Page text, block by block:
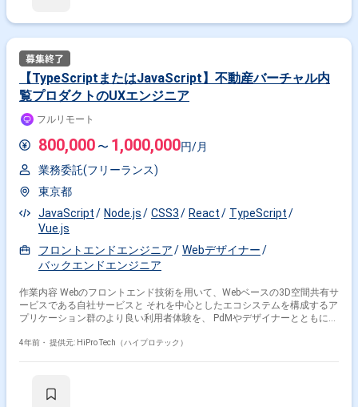
ご契約～参画後までしっかりとサポートいたします
【TypeScriptまたはJavaScript】不動産バーチャル内
覧プロダクトのUXエンジニア
フルリモート
800,000 〜 1,000,000円/月
業務委託(フリーランス)
東京都
JavaScript
Node.js CSS3 React
TypeScript
Vue.js
フロントエンドエンジニア
Webデザイナー
バックエンドエンジニア
作業内容 Webのフロントエンド技術を用いて、Webベースの3D空間共有サ
ービスである自社サービスと それを中心としたエコシステムを構成するア
プリケーション群のより良い利用者体験を、 PdMやデザイナーとともに考
します。 弊社が提供するサービスは多くの利用者にとって今までになかっ
4年前・ 提供元: HiPro Tech（ハイプロテック）